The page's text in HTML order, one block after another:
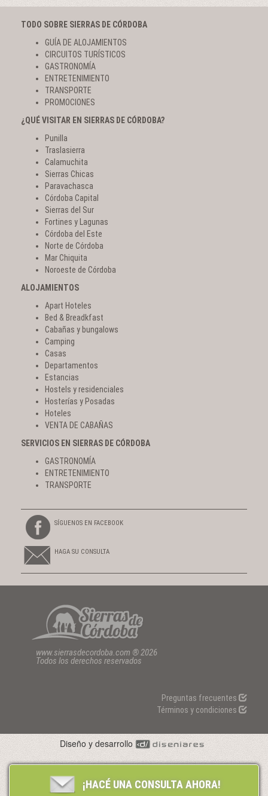
TODO SOBRE SIERRAS DE CÓRDOBA
GUÍA DE ALOJAMIENTOS
CIRCUITOS TURÍSTICOS
GASTRONOMÍA
ENTRETENIMIENTO
TRANSPORTE
PROMOCIONES
¿QUÉ VISITAR EN SIERRAS DE CÓRDOBA?
Punilla
Traslasierra
Calamuchita
Sierras Chicas
Paravachasca
Córdoba Capital
Sierras del Sur
Fortines y Lagunas
Córdoba del Este
Norte de Córdoba
Mar Chiquita
Noroeste de Córdoba
ALOJAMIENTOS
Apart Hoteles
Bed & Breadkfast
Cabañas y bungalows
Camping
Casas
Departamentos
Estancias
Hostels y residenciales
Hosterías y Posadas
Hoteles
VENTA DE CABAÑAS
SERVICIOS EN SIERRAS DE CÓRDOBA
GASTRONOMÍA
ENTRETENIMIENTO
TRANSPORTE
SÍGUENOS EN FACEBOOK
HAGA SU CONSULTA
www.sierrasdecordoba.com ® 2026
Todos los derechos reservados
Preguntas frecuentes
Términos y condiciones
Diseño y desarrollo
¡HACÉ UNA CONSULTA AHORA!